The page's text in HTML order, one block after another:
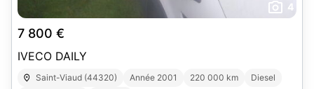
4
7 800 €
IVECO DAILY
Saint-Viaud (44320) Année 2001 220 000 km
Diesel